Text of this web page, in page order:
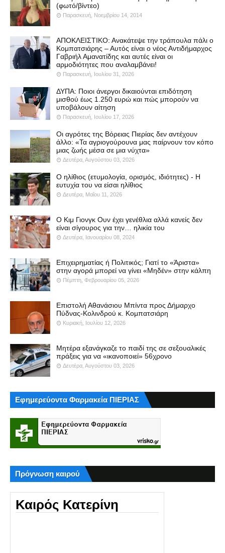
(φωτό/βίντεο)
Παρασκευή, Νοεμβρίου 14, 2014
ΑΠΟΚΛΕΙΣΤΙΚΟ: Ανακάτεψε την τράπουλα πάλι ο
Κομπατσιάρης – Αυτός είναι ο νέος Αντιδήμαρχος
Γαβριήλ Αμανατίδης και αυτές είναι οι
αρμοδιότητες που αναλαμβάνει!
Παρασκευή, Ιουλίου 31, 2026
ΔΥΠΑ: Ποιοι άνεργοι δικαιούνται επιδότηση
μισθού έως 1.250 ευρώ και πώς μπορούν να
υποβάλουν αίτηση
Παρασκευή, Ιουλίου 17, 2026
Οι αγρότες της Βόρειας Πιερίας δεν αντέχουν
άλλο: «Τα αγριογούρουνα μας παίρνουν τον κόπο
μιας ζωής μέσα σε μια νύχτα»
Δευτέρα, Αυγούστου 03, 2026
Ο ηλίθιος (ετυμολογία, ορισμός, ιδιότητες) - Η
ευτυχία του να είσαι ηλίθιος
Δευτέρα, Μαΐου 11, 2026
Ο Κιμ Γιονγκ Ουν έχει γενέθλια αλλά κανείς δεν
είναι σίγουρος για την… ηλικία του
Δευτέρα, Ιανουαρίου 08, 2024
Επιχειρηματίας ή Πολιτικός; Γιατί το «Άριστα»
στην αγορά μπορεί να γίνει «Μηδέν» στην κάλπη
Πέμπτη, Φεβρουαρίου 05, 2026
Επιστολή Αθανάσιου Μπίντα προς Δήμαρχο
Πύδνας-Κολινδρού κ. Κομπατσιάρη
Κυριακή, Ιουλίου 12, 2026
Μητέρα εξανάγκαζε το παιδί της σε σεξουαλικές
πράξεις για να «ικανοποιεί» 56χρονο
Δευτέρα, Αυγούστου 03, 2026
Εφημερεύοντα Φαρμακεία ΠΙΕΡΙΑΣ
Πρόγνωση καιρού
Καιρός Κατερίνη